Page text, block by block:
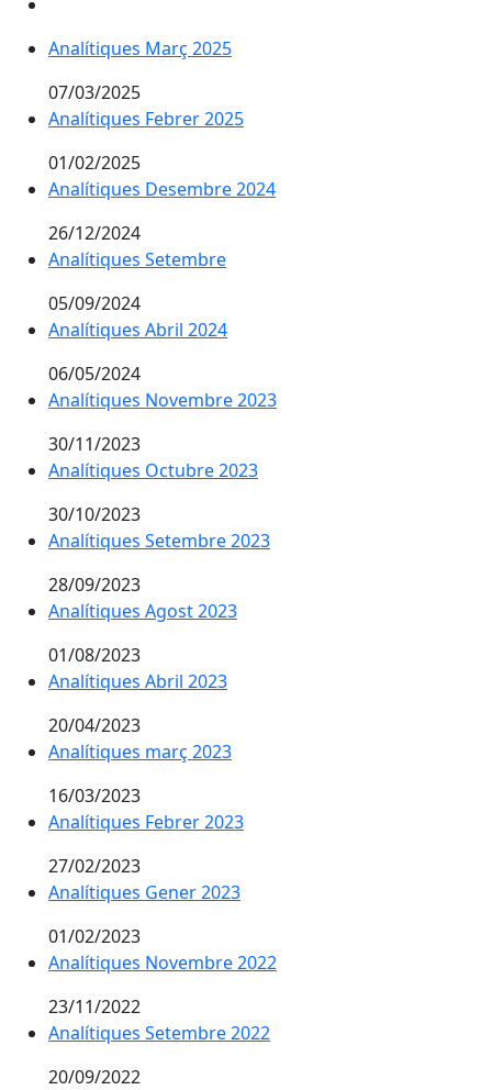
Analítiques Març 2025
07/03/2025
Analítiques Febrer 2025
01/02/2025
Analítiques Desembre 2024
26/12/2024
Analítiques Setembre
05/09/2024
Analítiques Abril 2024
06/05/2024
Analítiques Novembre 2023
30/11/2023
Analítiques Octubre 2023
30/10/2023
Analítiques Setembre 2023
28/09/2023
Analítiques Agost 2023
01/08/2023
Analítiques Abril 2023
20/04/2023
Analítiques març 2023
16/03/2023
Analítiques Febrer 2023
27/02/2023
Analítiques Gener 2023
01/02/2023
Analítiques Novembre 2022
23/11/2022
Analítiques Setembre 2022
20/09/2022